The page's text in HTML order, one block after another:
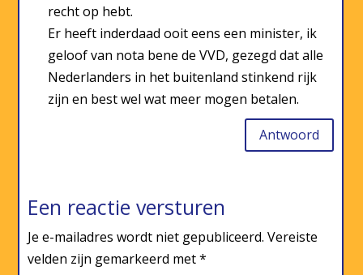
recht op hebt.
Er heeft inderdaad ooit eens een minister, ik
geloof van nota bene de VVD, gezegd dat alle
Nederlanders in het buitenland stinkend rijk
zijn en best wel wat meer mogen betalen.
Antwoord
Een reactie versturen
Je e-mailadres wordt niet gepubliceerd. Vereiste
velden zijn gemarkeerd met*